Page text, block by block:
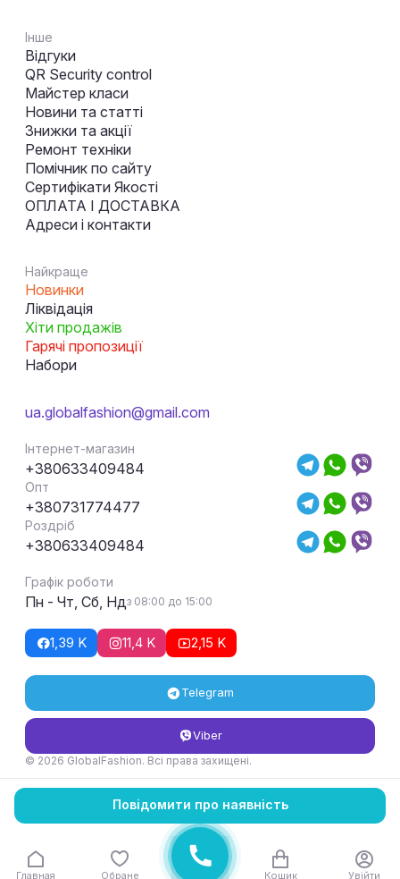
Інше
Відгуки
QR Security control
Майстер класи
Новини та статті
Знижки та акції
Ремонт техніки
Помічник по сайту
Сертифікати Якості
ОПЛАТА І ДОСТАВКА
Адреси і контакти
Найкраще
Новинки
Ліквідація
Хіти продажів
Гарячі пропозиції
Набори
ua.globalfashion@gmail.com
Інтернет-магазин
+380633409484
Опт
+380731774477
Роздріб
+380633409484
Графік роботи
Пн - Чт, Сб, Ндз 08:00 до 15:00
1,39 K 11,4 K 2,15 K
Telegram
Viber
© 2026 GlobalFashion. Всі права захищені.
Умови повернення та обміну товару
Повідомити про наявність
Главная Обране Кошик Увійти